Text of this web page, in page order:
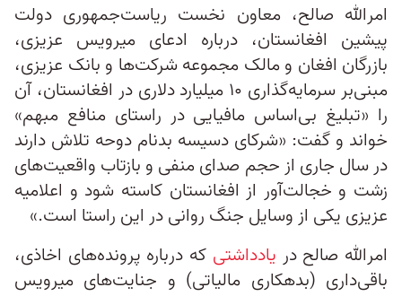
امرالله صالح، معاون نخست ریاست‌جمهوری دولت
پیشین افغانستان، درباره ادعای میرویس عزیزی،
بازرگان افغان و مالک مجموعه شرکت‌ها و بانک عزیزی،
مبنی‌بر سرمایه‌گذاری ۱۰ میلیارد دلاری در افغانستان، آن
را «تبلیغ بی‌اساس مافیایی در راستای منافع مبهم»
خواند و گفت: «شرکای دسیسه بدنام دوحه تلاش دارند
در سال جاری از حجم صدای منفی و بازتاب واقعیت‌های
زشت و خجالت‌آور از افغانستان کاسته شود و اعلامیه
عزیزی یکی از وسایل جنگ روانی در این راستا است.»
امرالله صالح در یادداشتی که درباره پرونده‌های اخاذی،
باقی‌داری (بدهکاری مالیاتی) و جنایت‌های میرویس